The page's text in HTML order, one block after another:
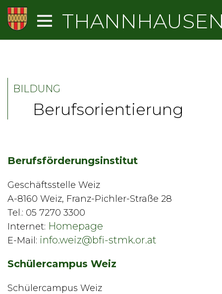
BILDUNG
Berufsorientierung
Berufsförderungsinstitut
Geschäftsstelle Weiz
A-8160 Weiz, Franz-Pichler-Straße 28
Tel.: 05 7270 3300
Internet: Homepage
E-Mail: info.weiz@bfi-stmk.or.at
Schülercampus Weiz
Schülercampus Weiz